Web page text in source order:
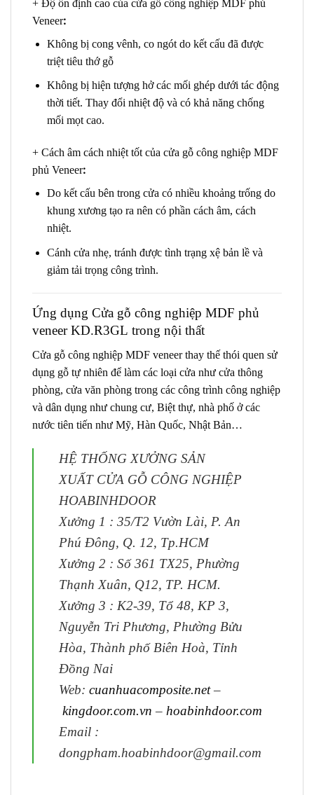
+ Độ ổn định cao của cửa gỗ công nghiệp MDF phủ
Veneer:
Không bị cong vênh, co ngót do kết cấu đã được
triệt tiêu thớ gỗ
Không bị hiện tượng hở các mối ghép dưới tác động
thời tiết. Thay đổi nhiệt độ và có khả năng chống
mối mọt cao.
+ Cách âm cách nhiệt tốt của cửa gỗ công nghiệp MDF
phủ Veneer:
Do kết cấu bên trong cửa có nhiều khoảng trống do
khung xương tạo ra nên có phần cách âm, cách
nhiệt.
Cánh cửa nhẹ, tránh được tình trạng xệ bản lề và
giảm tải trọng công trình.
Ứng dụng Cửa gỗ công nghiệp MDF phủ
veneer KD.R3GL trong nội thất
Cửa gỗ công nghiệp MDF veneerthay thế thói quen sử
dụng gỗ tự nhiên để làm các loại cửa như cửa thông
phòng, cửa văn phòng trong các công trình công nghiệp
và dân dụng như chung cư, Biệt thự, nhà phố ở các
nước tiên tiến như Mỹ, Hàn Quốc, Nhật Bản…
HỆ THỐNG XƯỞNG SẢN
XUẤT CỬA GỖ CÔNG NGHIỆP
HOABINHDOOR
Xưởng 1 : 35/T2 Vườn Lài, P. An
Phú Đông, Q. 12, Tp.HCM
Xưởng 2 : Số 361 TX25, Phường
Thạnh Xuân, Q12, TP. HCM.
Xưởng 3 : K2-39, Tổ 48, KP 3,
Nguyễn Tri Phương, Phường Bửu
Hòa, Thành phố Biên Hoà, Tỉnh
Đồng Nai
Web: cuanhuacomposite.net–
kingdoor.com.vn – hoabinhdoor.com
Email :
dongpham.hoabinhdoor@gmail.com